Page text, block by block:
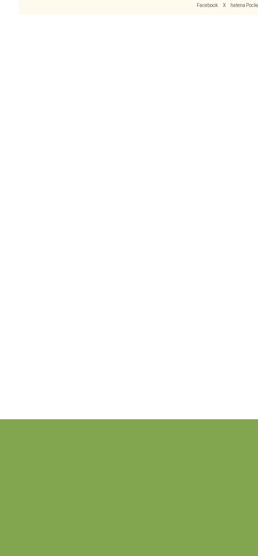
Facebook X hatena